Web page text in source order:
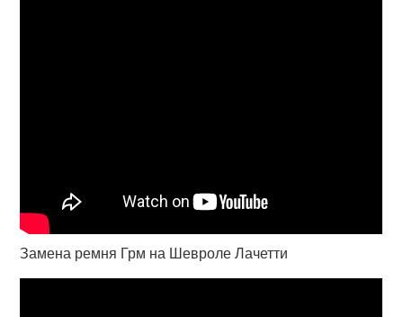
Замена ремня Грм на Шевроле Лачетти